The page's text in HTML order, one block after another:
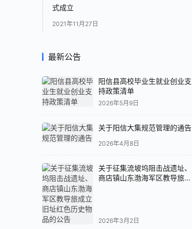
式成立
2021年11月27日
最新公告
阳信县高校毕业生就业创业支
持政策清单
2026年5月9日
关于阳信大集规范管理的通告
2026年4月8日
关于征集流坡坞阻击战遗址、
商店镇山东渤海军区教导旅成
2026年3月2日